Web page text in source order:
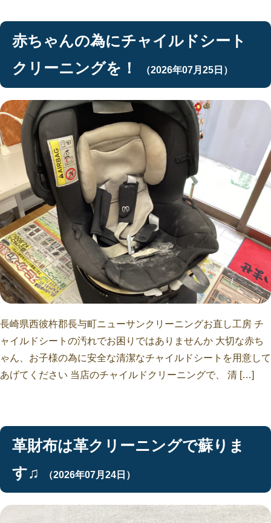
赤ちゃんの為にチャイルドシート
クリーニングを！
（2026年07月25日）
長崎県西彼杵郡長与町ニューサンクリーニングお直し工房 チ
ャイルドシートの汚れでお困りではありませんか 大切な赤ち
ゃん、お子様の為に安全な清潔なチャイルドシートを用意して
あげてください 当店のチャイルドクリーニングで、 清 […]
革財布は革クリーニングで蘇りま
す♫
（2026年07月24日）